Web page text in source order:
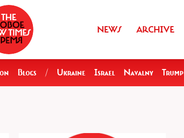
NEWS ARCHIVE
Blogs / Ukraine Israel Navalny Trump